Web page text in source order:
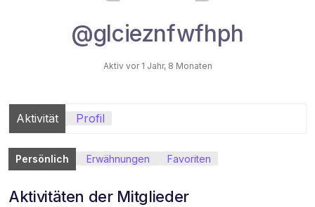
@glcieznfwfhph
Aktiv vor 1 Jahr, 8 Monaten
Aktivität Profil
Persönlich Erwähnungen Favoriten
Aktivitäten der Mitglieder